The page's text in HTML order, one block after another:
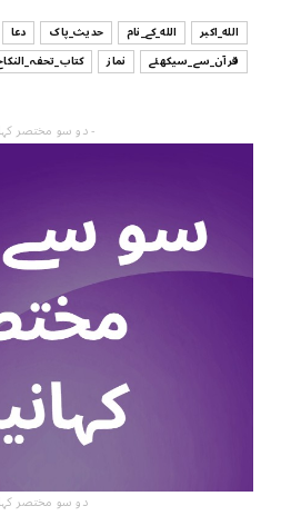
الله_اکبر الله_کے_نام حدیث_پاک دعا
قرآن_سے_سیکھئے
نماز
- دو سو مختصر
دو سو مختصر